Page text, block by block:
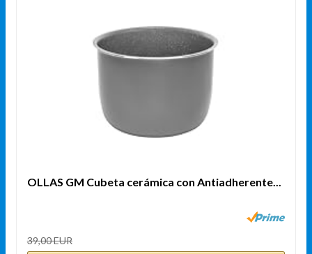
OLLAS GM Cubeta cerámica con Antiadherente...
39,00 EUR